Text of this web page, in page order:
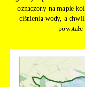
oznaczony na mapie
ciśnienia wody, a